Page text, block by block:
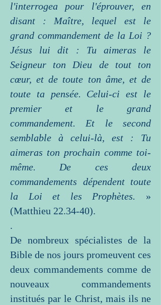
l'interrogea pour l'éprouver, en
disant : Maître, lequel est le
grand commandement de la Loi ?
Jésus lui dit : Tu aimeras le
Seigneur ton Dieu de tout ton
cœur, et de toute ton âme, et de
toute ta pensée. Celui-ci est le
premier et le grand
commandement. Et le second
semblable à celui-là, est : Tu
aimeras ton prochain comme toi-
même. De ces deux
commandements dépendent toute
la Loi et les Prophètes.
»
(Matthieu 22.34-40).
.
De nombreux spécialistes de la
Bible de nos jours promeuvent ces
deux commandements comme de
nouveaux commandements
institués par le Christ, mais ils ne